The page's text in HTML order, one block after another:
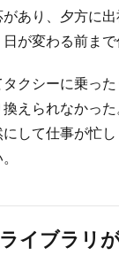
あり、夕方に
が変わる前ま
クシーに乗っ
えられなかっ
して仕事が忙
イブラリ